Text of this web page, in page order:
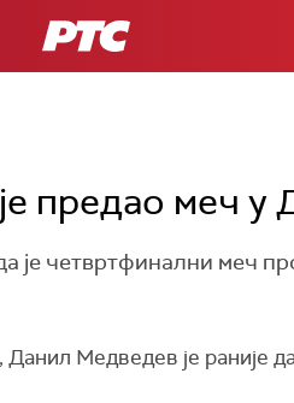
РТС
предао меч у
је четвртфинални меч
Данил Медведев је раније